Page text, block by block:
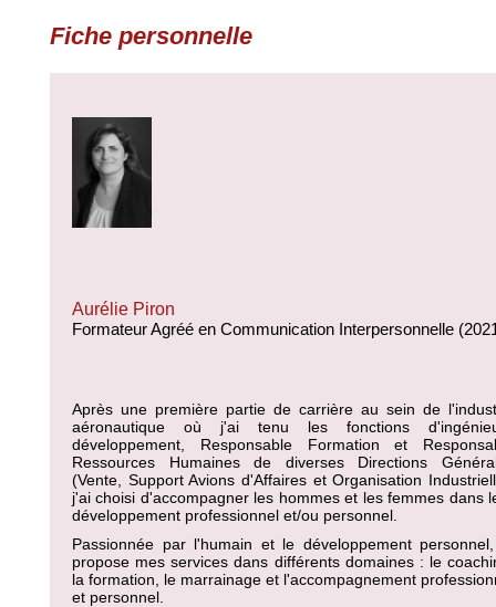
Fiche personnelle
Aurélie Piron
Formateur Agréé en Communication Interpersonnelle
Après une première partie de carrière au sein de
aéronautique où j'ai tenu les fonctions
développement, Responsable Formation et
Ressources Humaines de diverses Directions
(Vente, Support Avions d'Affaires et Organisation
j'ai choisi d'accompagner les hommes et les femmes dans
développement professionnel et/ou personnel.
Passionnée par l'humain et le développement
propose mes services dans différents domaines : le
la formation, le marrainage et l'accompagnement
et personnel.